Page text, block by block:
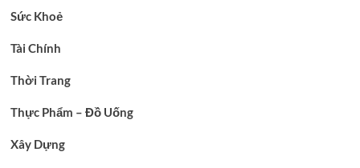
Sức Khoẻ
Tài Chính
Thời Trang
Thực Phẩm – Đồ Uống
Xây Dựng